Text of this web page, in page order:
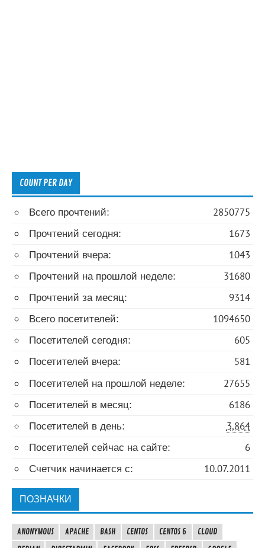
COUNT PER DAY
2850775
Всего прочтений:
1673
Прочтений сегодня:
1043
Прочтений вчера:
31680
Прочтений на прошлой неделе:
9314
Прочтений за месяц:
1094650
Всего посетителей:
605
Посетителей сегодня:
581
Посетителей вчера:
27655
Посетителей на прошлой неделе:
6186
Посетителей в месяц:
3,864
Посетителей в день:
6
Посетителей сейчас на сайте:
10.07.2011
Счетчик начинается с:
ПОЗНАЧКИ
ANONYMOUS APACHE BASH CENTOS CENTOS 6
CLOUD